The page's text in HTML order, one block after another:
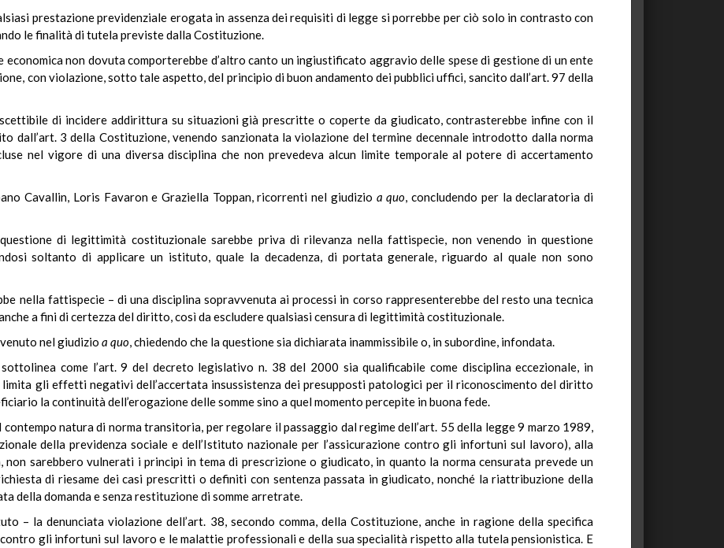
prestazione previdenziale erogata in assenza dei requisiti di legge si porrebbe per ciò solo in contrasto con
le finalità di tutela previste dalla Costituzione.
economica non dovuta comporterebbe d’altro canto un ingiustificato aggravio delle spese di gestione di un ente
con violazione, sotto tale aspetto, del principio di buon andamento dei pubblici uffici, sancito dall’art. 97 della
di incidere addirittura su situazioni già prescritte o coperte da giudicato, contrasterebbe infine con il
dall’art. 3 della Costituzione, venendo sanzionata la violazione del termine decennale introdotto dalla norma
nel vigore di una diversa disciplina che non prevedeva alcun limite temporale al potere di accertamento
Cavallin, Loris Favaron e Graziella Toppan, ricorrenti nel giudizio a quo, concludendo per la declaratoria di
di legittimità costituzionale sarebbe priva di rilevanza nella fattispecie, non venendo in questione
soltanto di applicare un istituto, quale la decadenza, di portata generale, riguardo al quale non sono
nella fattispecie – di una disciplina sopravvenuta ai processi in corso rappresenterebbe del resto una tecnica
a fini di certezza del diritto, così da escludere qualsiasi censura di legittimità costituzionale.
nel giudizio a quo, chiedendo che la questione sia dichiarata inammissibile o, in subordine, infondata.
come l’art. 9 del decreto legislativo n. 38 del 2000 sia qualificabile come disciplina eccezionale, in
limita gli effetti negativi dell’accertata insussistenza dei presupposti patologici per il riconoscimento del diritto
la continuità dell’erogazione delle somme sino a quel momento percepite in buona fede.
contempo natura di norma transitoria, per regolare il passaggio dal regime dell’art. 55 della legge 9 marzo 1989,
della previdenza sociale e dell’Istituto nazionale per l’assicurazione contro gli infortuni sul lavoro), alla
sarebbero vulnerati i principi in tema di prescrizione o giudicato, in quanto la norma censurata prevede un
di riesame dei casi prescritti o definiti con sentenza passata in giudicato, nonché la riattribuzione della
della domanda e senza restituzione di somme arretrate.
– la denunciata violazione dell’art. 38, secondo comma, della Costituzione, anche in ragione della specifica
gli infortuni sul lavoro e le malattie professionali e della sua specialità rispetto alla tutela pensionistica. E